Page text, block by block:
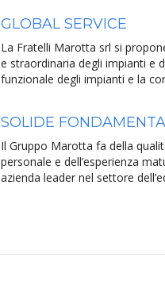
GLOBAL SERVICE
La Fratelli Marotta srl si
e straordinaria degli impianti e
funzionale degli impianti e la
SOLIDE FONDAMENTA
Il Gruppo Marotta fa della
personale e dell’esperienza
azienda leader nel settore